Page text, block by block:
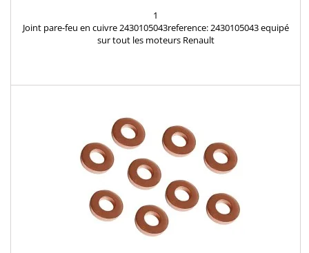
1
Joint pare-feu en cuivre 2430105043reference: 2430105043 equipé
sur tout les moteurs Renault